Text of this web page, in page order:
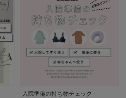
入院準備の持ち物チェック